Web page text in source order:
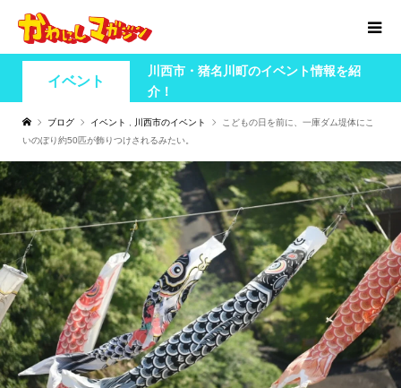
イベント
川西市・猪名川町のイベント情報を紹
介！
ブログ イベント 川西市のイベント
こどもの日を前に、一庫ダム堤体にこ
いのぼり約50匹が飾りつけされるみたい。